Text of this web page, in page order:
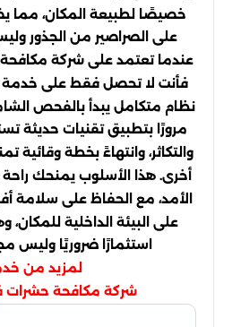
خصيصًا لطبيعة المكان، مما
على الصراصير من الجذور
عندما تعتمد على شركة مكافحة
فأنت لا تحصل فقط على خدمة
نظام متكامل يبدأ بالفحص
مرورًا بتطبيق تقنيات حديثة
والتكاثر، وانتهاءً بخطة وقائية
أخرى. هذا الأسلوب يمنحك راحة
الأمد، مع الحفاظ على سلامة
على البيئة الداخلية
استثمارًا ضروريًا وليس
لمزيد من
شركة مكافحة حشرات